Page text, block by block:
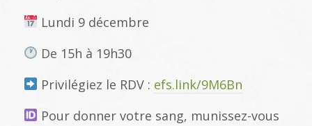
Lundi 9 décembre
De 15h à 19h30
Privilégiez le RDV : efs.link/9M6Bn
Pour donner votre sang, munissez-vous